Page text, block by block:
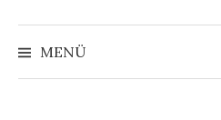
MENÜ